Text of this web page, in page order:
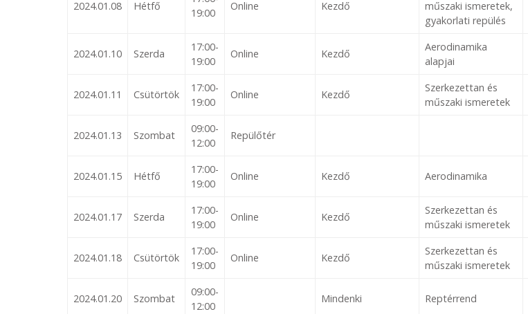
2024.01.08 Hétfő
19:00
Online Kezdő
műszaki ismeretek,
gyakorlati repülés
2024.01.10 Szerda
17:00-
19:00
Online Kezdő
Aerodinamika
alapjai
2024.01.11 Csütörtök
17:00-
19:00
Online Kezdő
Szerkezettan és
műszaki ismeretek
2024.01.13 Szombat
09:00-
12:00
Repülőtér
2024.01.15 Hétfő
17:00-
19:00
Online Kezdő Aerodinamika
2024.01.17 Szerda
17:00-
19:00
Online Kezdő
Szerkezettan és
műszaki ismeretek
2024.01.18 Csütörtök
17:00-
19:00
Online Kezdő
Szerkezettan és
műszaki ismeretek
2024.01.20 Szombat
09:00-
12:00
Mindenki Reptérrend